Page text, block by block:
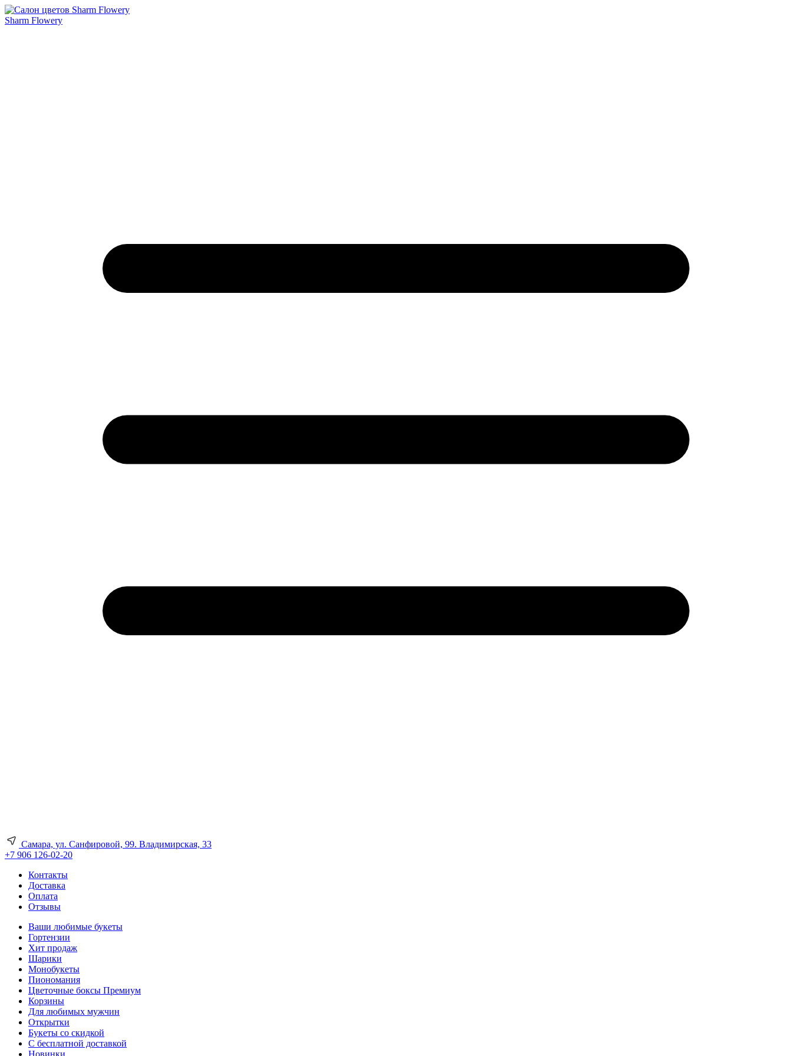
Sharm Flowery
Самара, ул. Санфировой, 99. Владимирская, 33
+7 906 126-02-20
Контакты
Доставка
Оплата
Отзывы
Ваши любимые букеты
Гортензии
Хит продаж
Шарики
Монобукеты
Пиономания
Цветочные боксы Премиум
Корзины
Для любимых мужчин
Открытки
Букеты со скидкой
С бесплатной доставкой
Новинки